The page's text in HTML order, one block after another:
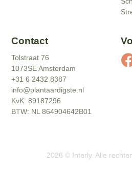
Contact
Tolstraat 76
1073SE Amsterdam
+31 6 2432 8387
info@plantaardigste.nl
KvK: 89187296
BTW: NL 864904642B01
2026 © Interly. Alle